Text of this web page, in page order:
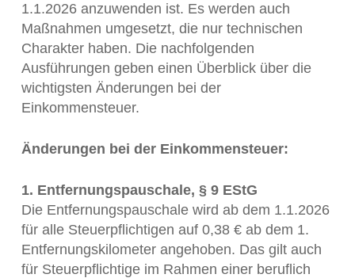
1.1.2026 anzuwenden ist. Es werden auch
Maßnahmen umgesetzt, die nur technischen
Charakter haben. Die nachfolgenden
Ausführungen geben einen Überblick über die
wichtigsten Änderungen bei der
Einkommensteuer.
Änderungen bei der Einkommensteuer:
1. Entfernungspauschale, § 9 EStG
Die Entfernungspauschale wird ab dem 1.1.2026
für alle Steuerpflichtigen auf 0,38 € ab dem 1.
Entfernungskilometer angehoben. Das gilt auch
für Steuerpflichtige im Rahmen einer beruflich